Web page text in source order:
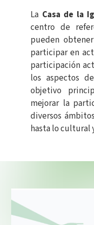
La Casa de la
centro de
pueden
participar en
participación
los aspectos
objetivo
mejorar la
diversos
hasta lo cultural